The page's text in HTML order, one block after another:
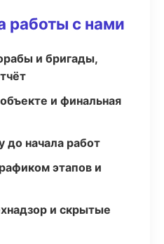
работы с нами
и бригады,
и финальная
до начала работ
этапов и
и скрытые